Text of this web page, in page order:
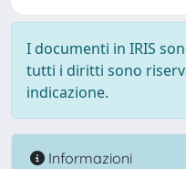
I documenti in IRIS
tutti i diritti sono
indicazione.
Informazioni